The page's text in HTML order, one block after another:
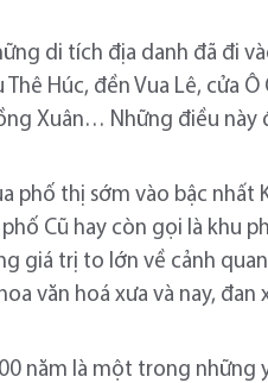
di tích địa danh đã đi
Húc, đền Vua Lê, cửa Ô
Xuân… Những điều
thị sớm vào bậc nhất
Cũ hay còn gọi là khu
giá trị to lớn về cảnh
văn hoá xưa và nay,
năm là một trong những